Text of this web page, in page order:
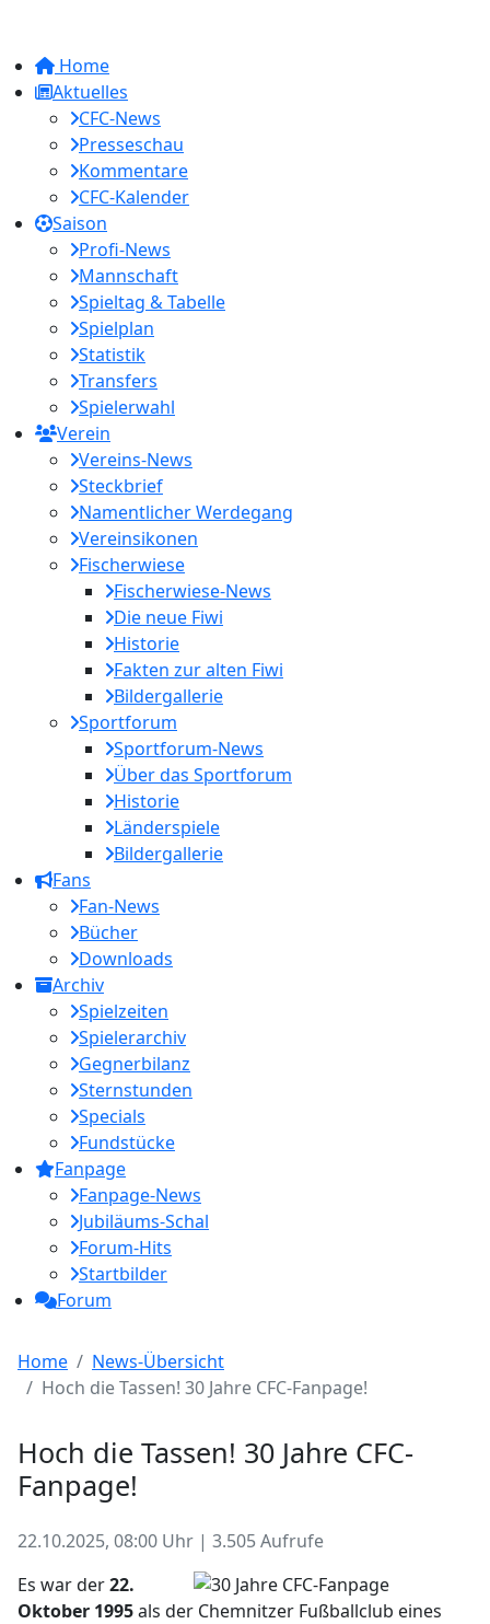
Home
Aktuelles
CFC-News
Presseschau
Kommentare
CFC-Kalender
Saison
Profi-News
Mannschaft
Spieltag & Tabelle
Spielplan
Statistik
Transfers
Spielerwahl
Verein
Vereins-News
Steckbrief
Namentlicher Werdegang
Vereinsikonen
Fischerwiese
Fischerwiese-News
Die neue Fiwi
Historie
Fakten zur alten Fiwi
Bildergallerie
Sportforum
Sportforum-News
Über das Sportforum
Historie
Länderspiele
Bildergallerie
Fans
Fan-News
Bücher
Downloads
Archiv
Spielzeiten
Spielerarchiv
Gegnerbilanz
Sternstunden
Specials
Fundstücke
Fanpage
Fanpage-News
Jubiläums-Schal
Forum-Hits
Startbilder
Forum
Home
News-Übersicht
Hoch die Tassen! 30 Jahre CFC-Fanpage!
Hoch die Tassen! 30 Jahre CFC-
Fanpage!
22.10.2025, 08:00 Uhr | 3.505 Aufrufe
Es war der22.
Oktober 1995als der Chemnitzer Fußballclub eines